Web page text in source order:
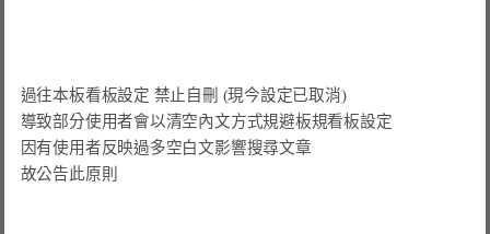
過往本板看板設定 禁止自刪 (現今設定已取消)
導致部分使用者會以清空內文方式規避板規看板設定
因有使用者反映過多空白文影響搜尋文章
故公告此原則